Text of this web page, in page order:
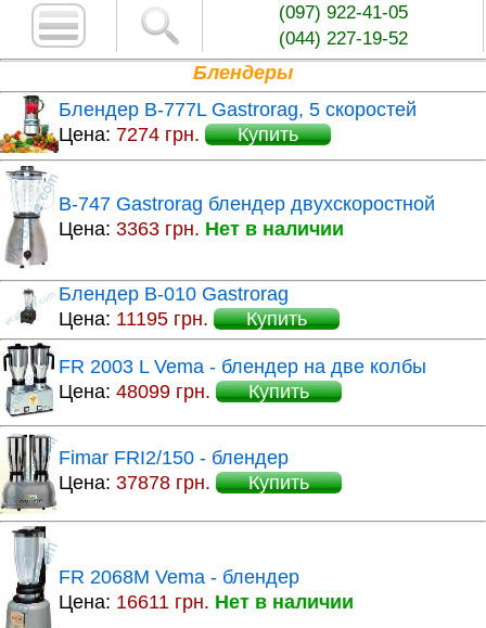
(097) 922-41-05
(044) 227-19-52
Блендеры
Блендер B-777L Gastrorag, 5 скоростей
Цена: 7274 грн. Купить
B-747 Gastrorag блендер двухскоростной
Цена: 3363 грн. Нет в наличии
Блендер B-010 Gastrorag
Цена: 11195 грн. Купить
FR 2003 L Vema - блендер на две колбы
Цена: 48099 грн. Купить
Fimar FRI2/150 - блендер
Цена: 37878 грн. Купить
FR 2068M Vema - блендер
Цена: 16611 грн. Нет в наличии